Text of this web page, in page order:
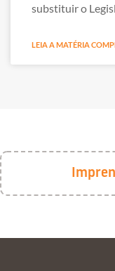
substituir o
LEIA A MATÉRIA